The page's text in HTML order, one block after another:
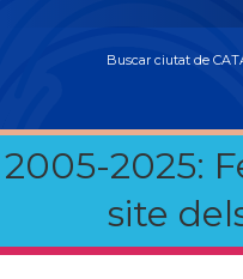
Buscar ciutat de
2005-2025:
site